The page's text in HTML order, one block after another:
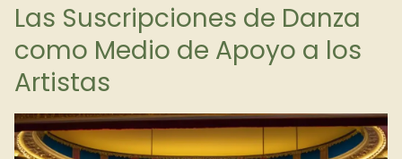
Las Suscripciones de Danza
como Medio de Apoyo a los
Artistas